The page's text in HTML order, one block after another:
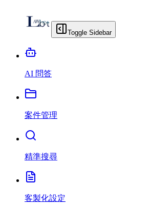
Toggle Sidebar
AI 問答
案件管理
精準搜尋
客製化設定